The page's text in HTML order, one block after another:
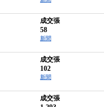
成交張
58
新聞
成交張
102
新聞
成交張